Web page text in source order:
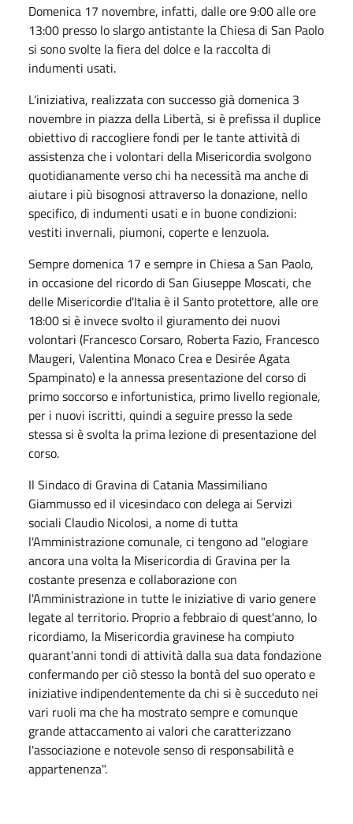
Domenica 17 novembre, infatti, dalle ore 9:00 alle ore
13:00 presso lo slargo antistante la Chiesa di San Paolo
si sono svolte la fiera del dolce e la raccolta di
indumenti usati.
L'iniziativa, realizzata con successo già domenica 3
novembre in piazza della Libertà, si è prefissa il duplice
obiettivo di raccogliere fondi per le tante attività di
assistenza che i volontari della Misericordia svolgono
quotidianamente verso chi ha necessità ma anche di
aiutare i più bisognosi attraverso la donazione, nello
specifico, di indumenti usati e in buone condizioni:
vestiti invernali, piumoni, coperte e lenzuola.
Sempre domenica 17 e sempre in Chiesa a San Paolo,
in occasione del ricordo di San Giuseppe Moscati, che
delle Misericordie d'Italia è il Santo protettore, alle ore
18:00 si è invece svolto il giuramento dei nuovi
volontari (Francesco Corsaro, Roberta Fazio, Francesco
Maugeri, Valentina Monaco Crea e Desirée Agata
Spampinato) e la annessa presentazione del corso di
primo soccorso e infortunistica, primo livello regionale,
per i nuovi iscritti, quindi a seguire presso la sede
stessa si è svolta la prima lezione di presentazione del
corso.
Il Sindaco di Gravina di Catania Massimiliano
Giammusso ed il vicesindaco con delega ai Servizi
sociali Claudio Nicolosi, a nome di tutta
l'Amministrazione comunale, ci tengono ad "elogiare
ancora una volta la Misericordia di Gravina per la
costante presenza e collaborazione con
l'Amministrazione in tutte le iniziative di vario genere
legate al territorio. Proprio a febbraio di quest'anno, lo
ricordiamo, la Misericordia gravinese ha compiuto
quarant'anni tondi di attività dalla sua data fondazione
confermando per ciò stesso la bontà del suo operato e
iniziative indipendentemente da chi si è succeduto nei
vari ruoli ma che ha mostrato sempre e comunque
grande attaccamento ai valori che caratterizzano
l'associazione e notevole senso di responsabilità e
appartenenza".